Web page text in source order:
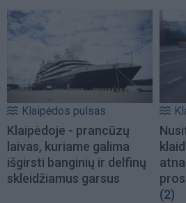
Klaipėdos pulsas
Klaipėdoje - prancūzų
laivas, kuriame galima
išgirsti banginių ir delfinų
skleidžiamus garsus
(2)